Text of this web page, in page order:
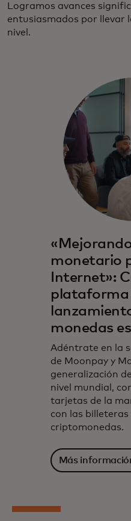
Logramos avances
entusiasmados por llevar
nivel.
monetario
Internet»:
plataforma
monedas
Adéntrate en la
de Moonpay y
generalización
nivel mundial,
tarjetas de la
con las billeteras
criptomonedas.
Más